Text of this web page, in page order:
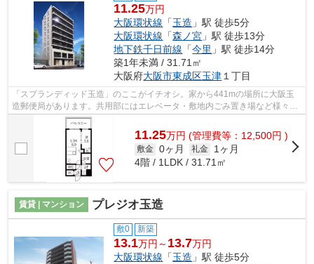
11.25万円
大阪環状線 「玉造 」駅 徒歩5分
大阪環状線 「森ノ宮 」駅 徒歩13分
地下鉄千日前線 「今里 」駅 徒歩14分
築1年未満 / 31.71㎡
大阪府大阪市東成区玉津 １丁目
「スプランディッド玉造」のここがイチオシ。家から441mの場所に大阪玉
造郵便局があります。共用部にはエレベータ・敷地内ごみ置き場など様々な
設備やサービスが揃っているので便利で...
11.25万円 (管理費等：12,500円 )
敷金 0ヶ月 礼金
1ヶ月
4階 / 1LDK / 31.71㎡
賃貸 | マンション プレジオ玉造
敷0 新築
13.1万円～ 13.7万円
大阪環状線 「玉造 」駅 徒歩5分